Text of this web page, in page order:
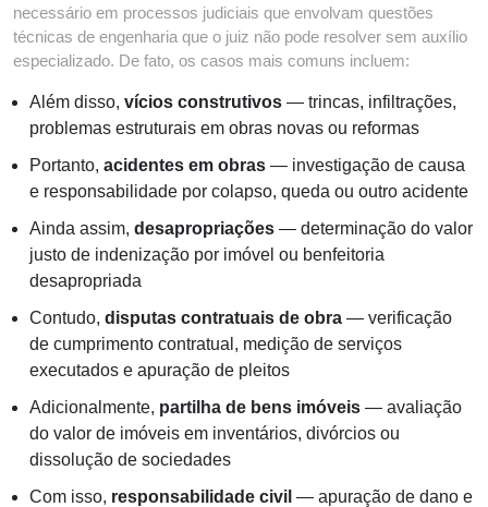
necessário em processos judiciais que envolvam questões
técnicas de engenharia que o juiz não pode resolver sem auxílio
especializado. De fato, os casos mais comuns incluem:
Além disso, vícios construtivos — trincas, infiltrações,
problemas estruturais em obras novas ou reformas
Portanto, acidentes em obras — investigação de causa
e responsabilidade por colapso, queda ou outro acidente
Ainda assim, desapropriações — determinação do valor
justo de indenização por imóvel ou benfeitoria
desapropriada
Contudo, disputas contratuais de obra — verificação
de cumprimento contratual, medição de serviços
executados e apuração de pleitos
Adicionalmente, partilha de bens imóveis — avaliação
do valor de imóveis em inventários, divórcios ou
dissolução de sociedades
Com isso, responsabilidade civil — apuração de dano e